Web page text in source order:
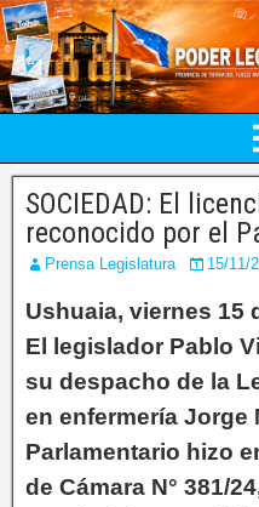
SOCIEDAD: El
reconocido por el
Prensa Legislatura 15/11/
Ushuaia, viernes 15
El legislador Pablo
su despacho de la
en enfermería Jorge
Parlamentario hizo
de Cámara N° 381/